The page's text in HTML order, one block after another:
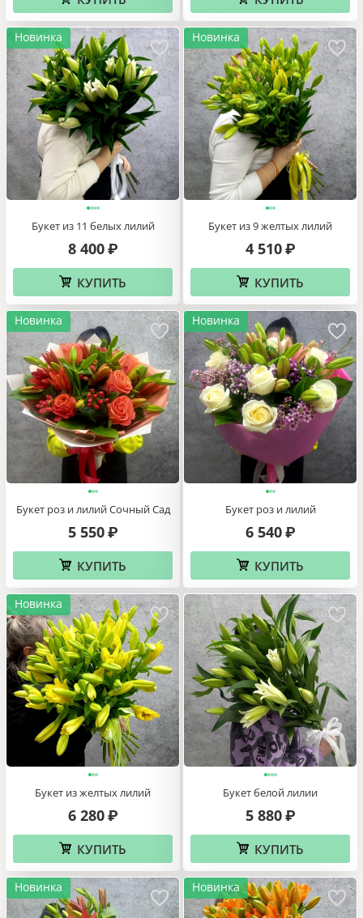
Новинка
Букет из 11 белых лилий
8 400 ₽
КУПИТЬ
Новинка
Букет из 9 желтых лилий
4 510 ₽
КУПИТЬ
Новинка
Букет роз и лилий Сочный Сад
5 550 ₽
КУПИТЬ
Новинка
Букет роз и лилий
6 540 ₽
КУПИТЬ
Новинка
Букет из желтых лилий
6 280 ₽
КУПИТЬ
Букет белой лилии
5 880 ₽
КУПИТЬ
Новинка Новинка